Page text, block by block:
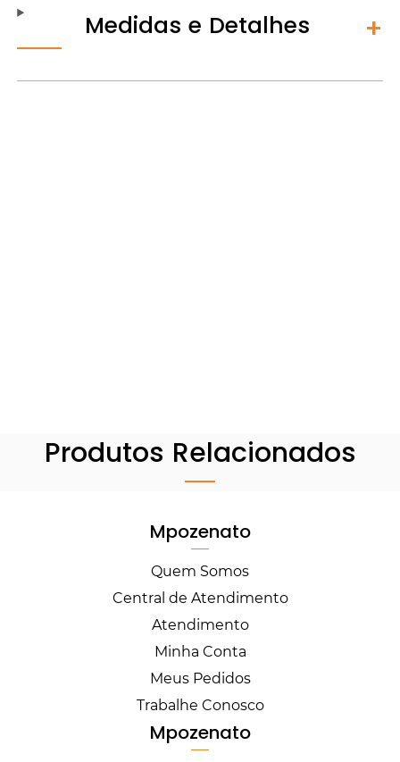
Medidas e Detalhes
Produtos Relacionados
Mpozenato
Quem Somos
Central de Atendimento
Atendimento
Minha Conta
Meus Pedidos
Trabalhe Conosco
Mpozenato